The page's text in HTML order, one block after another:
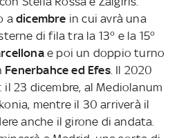
adicembre in cui avrà una
di fila tra la 13° e la 15°
e poi un doppio turno
Fenerbahce ed Efes. Il 2020
il 23 dicembre, al Mediolanum
mentre il 30 arriverà il
anche il girone di andata.